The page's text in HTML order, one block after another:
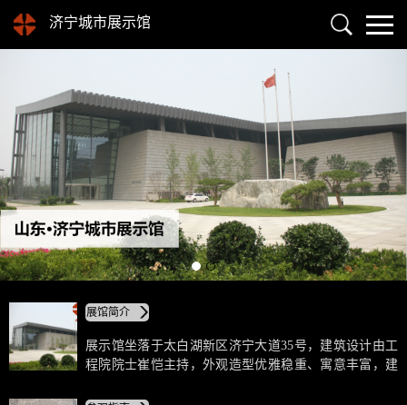
济宁城市展示馆
展馆简介
展示馆坐落于太白湖新区济宁大道35号，建筑设计由工
程院院士崔恺主持，外观造型优雅稳重、寓意丰富，建